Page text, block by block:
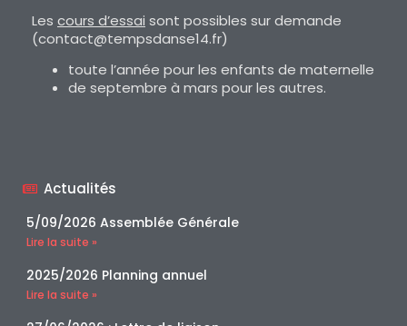
Les cours d’essai sont possibles sur demande
(contact@tempsdanse14.fr)
toute l’année pour les enfants de maternelle
de septembre à mars pour les autres.
Actualités
5/09/2026 Assemblée Générale
Lire la suite »
2025/2026 Planning annuel
Lire la suite »